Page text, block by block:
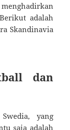
adalah
Skandinavia
dan
yang
saja adalah